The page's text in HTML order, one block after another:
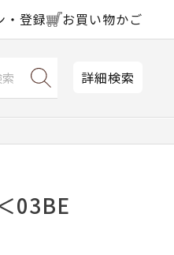
・登録 お買い物かご
詳細検索
03BE